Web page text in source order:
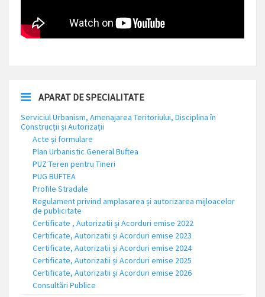
APARAT DE SPECIALITATE
Serviciul Urbanism, Amenajarea Teritoriului, Disciplina în
Construcții și Autorizații
Acte și formulare
Plan Urbanistic General Buftea
PUZ Teren pentru Tineri
PUG BUFTEA
Profile Stradale
Regulament privind amplasarea și autorizarea mijloacelor
de publicitate
Certificate , Autorizatii și Acorduri emise 2022
Certificate, Autorizatii și Acorduri emise 2023
Certificate, Autorizatii și Acorduri emise 2024
Certificate, Autorizatii și Acorduri emise 2025
Certificate, Autorizatii și Acorduri emise 2026
Consultări Publice